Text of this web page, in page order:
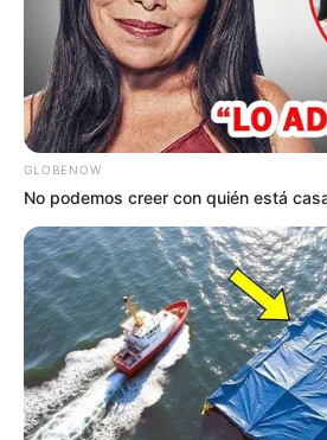
En contexto:¡De peladito a
Mauro Urquijo antes de su cambio
GLOBENOW
No podemos creer con quién está